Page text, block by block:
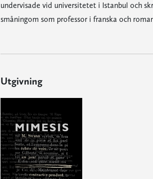
undervisade vid universitetet i Istanbul och
småningom som professor i franska och
Utgivning